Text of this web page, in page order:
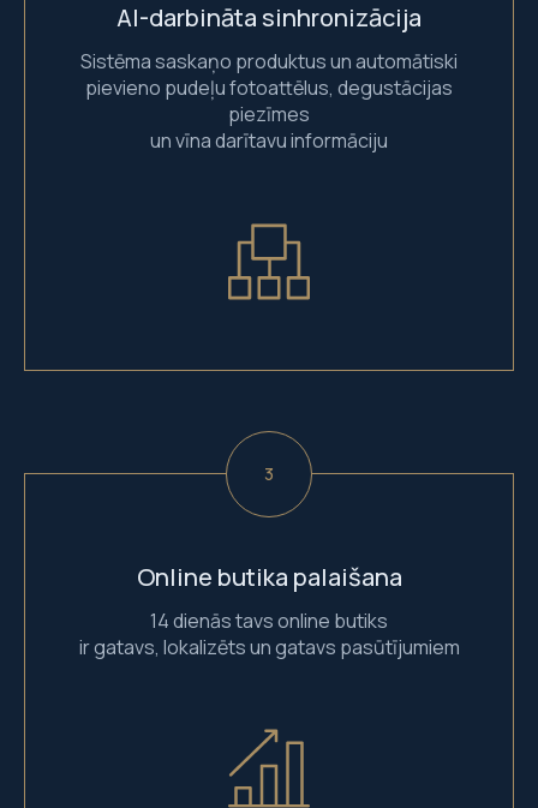
AI-darbināta sinhronizācija
Sistēma saskaņo produktus un automātiski
pievieno pudeļu fotoattēlus, degustācijas
piezīmes
un vīna darītavu informāciju
Online butika palaišana
14 dienās tavs online butiks
ir gatavs, lokalizēts un gatavs pasūtījumiem